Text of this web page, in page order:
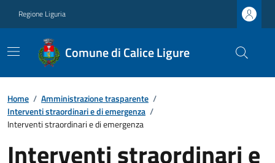
Regione Liguria
Comune di Calice Ligure
Home / Amministrazione trasparente /
Interventi straordinari e di emergenza /
Interventi straordinari e di emergenza
Interventi straordinari e